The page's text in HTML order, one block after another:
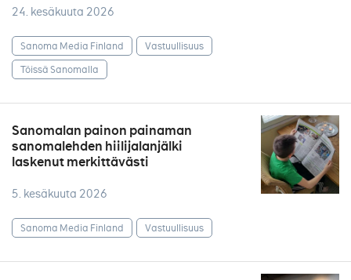
24. kesäkuuta 2026
Sanoma Media Finland
Vastuullisuus
Töissä Sanomalla
Sanomalan painon painaman
sanomalehden hiilijalanjälki
laskenut merkittävästi
5. kesäkuuta 2026
Sanoma Media Finland Vastuullisuus